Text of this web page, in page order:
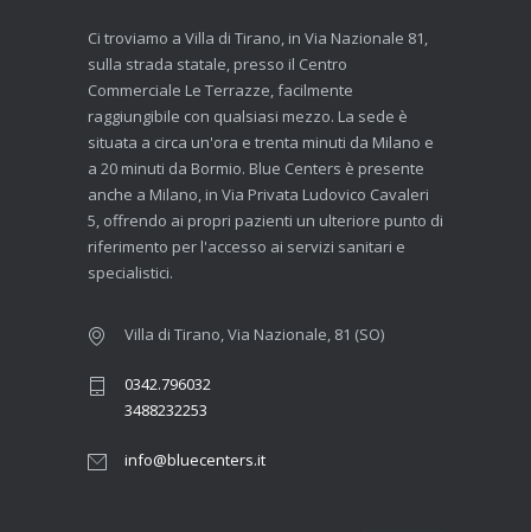
Ci troviamo a Villa di Tirano, in Via Nazionale 81,
sulla strada statale, presso il Centro
Commerciale Le Terrazze, facilmente
raggiungibile con qualsiasi mezzo. La sede è
situata a circa un'ora e trenta minuti da Milano e
a 20 minuti da Bormio. Blue Centers è presente
anche a Milano, in Via Privata Ludovico Cavaleri
5, offrendo ai propri pazienti un ulteriore punto di
riferimento per l'accesso ai servizi sanitari e
specialistici.
Villa di Tirano, Via Nazionale, 81 (SO)
0342.796032
3488232253
info@bluecenters.it